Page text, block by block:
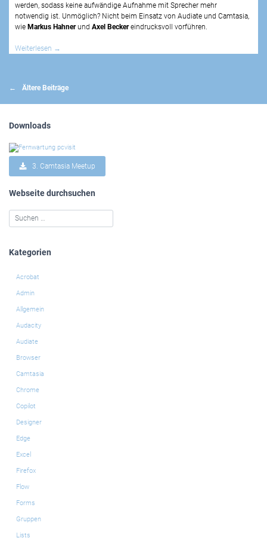
werden, sodass keine aufwändige Aufnahme mit Sprecher mehr
notwendig ist. Unmöglich? Nicht beim Einsatz von Audiate und Camtasia,
wie Markus Hahnerund Axel Beckereindrucksvoll vorführen.
Weiterlesen →
Beitragsnavigation
Ältere Beiträge
Downloads
3. Camtasia Meetup
Webseite durchsuchen
Kategorien
Acrobat
Admin
Allgemein
Audacity
Audiate
Browser
Camtasia
Chrome
Copilot
Designer
Edge
Excel
Firefox
Flow
Forms
Gruppen
Lists